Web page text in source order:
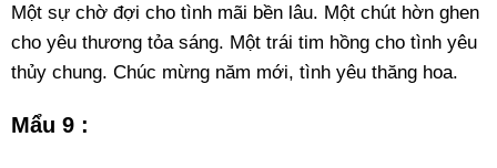
Một sự chờ đợi cho tình mãi bền lâu. Một chút hờn ghen
cho yêu thương tỏa sáng. Một trái tim hồng cho tình yêu
thủy chung. Chúc mừng năm mới, tình yêu thăng hoa.
Mẩu 9 :